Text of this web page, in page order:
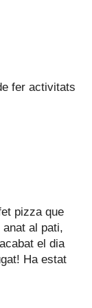
fer activitats
pizza que
al pati,
el dia
Ha estat